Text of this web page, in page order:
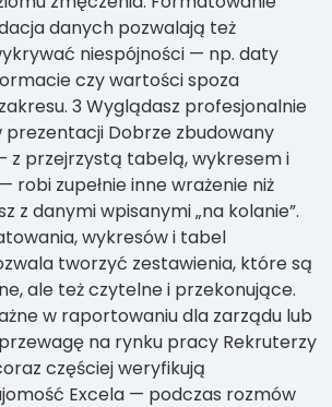
danych pozwalają też
niespójności — np. daty
czy wartości spoza
3 Wyglądasz profesjonalnie
Dobrze zbudowany
z przejrzystą tabelą, wykresem i
zupełnie inne wrażenie niż
z danymi wpisanymi „na kolanie”.
wykresów i tabel
tworzyć zestawienia, które są
ale też czytelne i przekonujące.
w raportowaniu dla zarządu lub
na rynku pracy Rekruterzy
częściej weryfikują
Excela — podczas rozmów